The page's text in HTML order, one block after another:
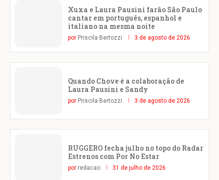
Xuxa e Laura Pausini farão São Paulo
cantar em português, espanhol e
italiano na mesma noite
por Priscila Bertozzi 3 de agosto de 2026
Quando Chove é a colaboração de
Laura Pausini e Sandy
por Priscila Bertozzi 3 de agosto de 2026
RUGGERO fecha julho no topo do Radar
Estrenos com Por No Estar
por redacao 31 de julho de 2026